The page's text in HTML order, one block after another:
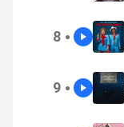
8 ●
9 ●